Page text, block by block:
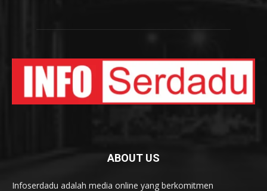
ABOUT US
Infoserdadu adalah media online yang berkomitmen